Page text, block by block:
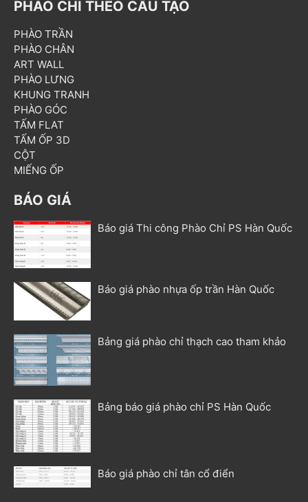
PHÀO CHỈ THEO CẤU TẠO
PHÀO TRẦN
PHÀO CHÂN
ART WALL
PHÀO LƯNG
KHUNG TRANH
PHÀO GÓC
TẤM FLAT
TẤM ỐP 3D
CỘT
MIẾNG ỐP
BÁO GIÁ
Báo giá Thi công Phào Chỉ PS Hàn Quốc
Báo giá phào nhựa ốp trần Hàn Quốc
Bảng giá phào chỉ thạch cao tham khảo
Bảng báo giá phào chỉ PS Hàn Quốc
Báo giá phào chỉ tân cổ điển